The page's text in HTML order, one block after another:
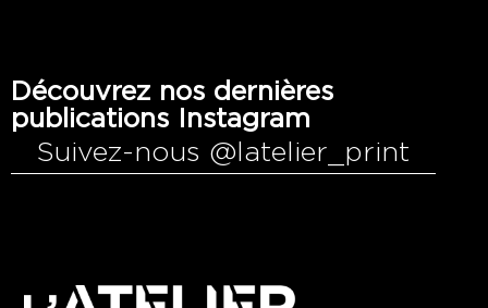
Découvrez nos dernières
publications Instagram
Suivez-nous @latelier_print